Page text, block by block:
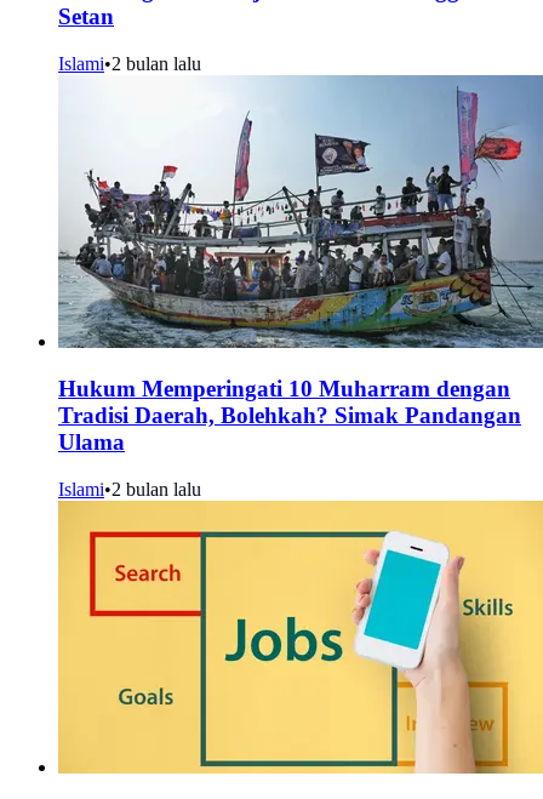
Setan
Islami•2 bulan lalu
Hukum Memperingati 10 Muharram dengan
Tradisi Daerah, Bolehkah? Simak Pandangan
Ulama
Islami•2 bulan lalu